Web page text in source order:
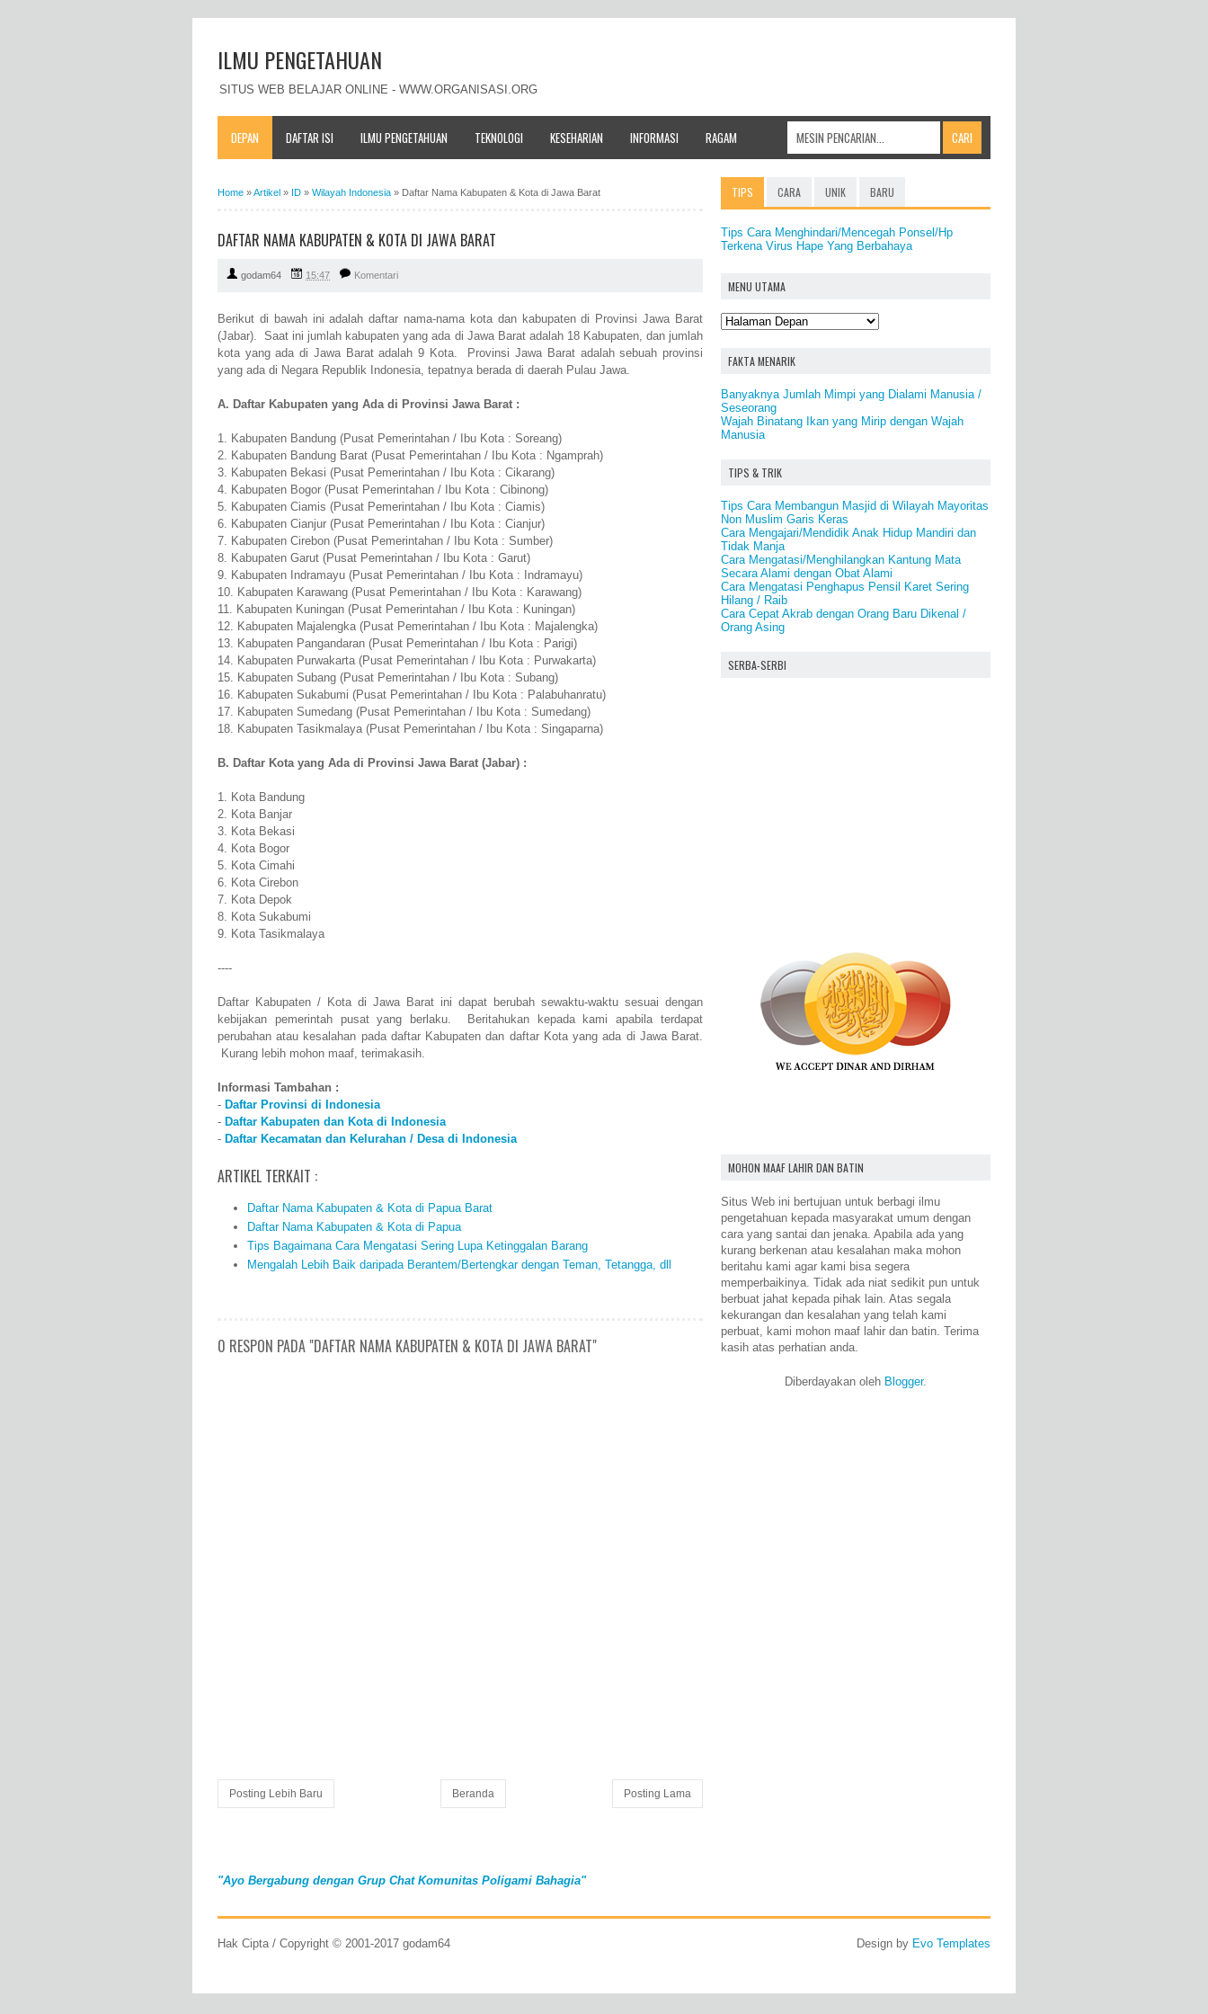
ILMU PENGETAHUAN
SITUS WEB BELAJAR ONLINE - WWW.ORGANISASI.ORG
DEPAN DAFTAR ISI ILMU PENGETAHUAN TEKNOLOGI KESEHARIAN INFORMASI RAGAM
Home »Artikel » ID » Wilayah Indonesia » Daftar Nama Kabupaten & Kota di Jawa Barat
DAFTAR NAMA KABUPATEN & KOTA DI JAWA BARAT
godam64 15:47 Komentari
Berikut di bawah ini adalah daftar nama-nama kota dan kabupaten di Provinsi Jawa Barat
(Jabar). Saat ini jumlah kabupaten yang ada di Jawa Barat adalah 18 Kabupaten, dan jumlah
kota yang ada di Jawa Barat adalah 9 Kota. Provinsi Jawa Barat adalah sebuah provinsi
yang ada di Negara Republik Indonesia, tepatnya berada di daerah Pulau Jawa.
A. Daftar Kabupaten yang Ada di Provinsi Jawa Barat :
1. Kabupaten Bandung (Pusat Pemerintahan / Ibu Kota : Soreang)
2. Kabupaten Bandung Barat (Pusat Pemerintahan / Ibu Kota : Ngamprah)
3. Kabupaten Bekasi (Pusat Pemerintahan / Ibu Kota : Cikarang)
4. Kabupaten Bogor (Pusat Pemerintahan / Ibu Kota : Cibinong)
5. Kabupaten Ciamis (Pusat Pemerintahan / Ibu Kota : Ciamis)
6. Kabupaten Cianjur (Pusat Pemerintahan / Ibu Kota : Cianjur)
7. Kabupaten Cirebon (Pusat Pemerintahan / Ibu Kota : Sumber)
8. Kabupaten Garut (Pusat Pemerintahan / Ibu Kota : Garut)
9. Kabupaten Indramayu (Pusat Pemerintahan / Ibu Kota : Indramayu)
10. Kabupaten Karawang (Pusat Pemerintahan / Ibu Kota : Karawang)
11. Kabupaten Kuningan (Pusat Pemerintahan / Ibu Kota : Kuningan)
12. Kabupaten Majalengka (Pusat Pemerintahan / Ibu Kota : Majalengka)
13. Kabupaten Pangandaran (Pusat Pemerintahan / Ibu Kota : Parigi)
14. Kabupaten Purwakarta (Pusat Pemerintahan / Ibu Kota : Purwakarta)
15. Kabupaten Subang (Pusat Pemerintahan / Ibu Kota : Subang)
16. Kabupaten Sukabumi (Pusat Pemerintahan / Ibu Kota : Palabuhanratu)
17. Kabupaten Sumedang (Pusat Pemerintahan / Ibu Kota : Sumedang)
18. Kabupaten Tasikmalaya (Pusat Pemerintahan / Ibu Kota : Singaparna)
B. Daftar Kota yang Ada di Provinsi Jawa Barat (Jabar) :
1. Kota Bandung
2. Kota Banjar
3. Kota Bekasi
4. Kota Bogor
5. Kota Cimahi
6. Kota Cirebon
7. Kota Depok
8. Kota Sukabumi
9. Kota Tasikmalaya
----
Daftar Kabupaten / Kota di Jawa Barat ini dapat berubah sewaktu-waktu sesuai dengan
kebijakan pemerintah pusat yang berlaku. Beritahukan kepada kami apabila terdapat
perubahan atau kesalahan pada daftar Kabupaten dan daftar Kota yang ada di Jawa Barat.
Kurang lebih mohon maaf, terimakasih.
Informasi Tambahan :
- Daftar Provinsi di Indonesia
- Daftar Kabupaten dan Kota di Indonesia
- Daftar Kecamatan dan Kelurahan / Desa di Indonesia
ARTIKEL TERKAIT :
Daftar Nama Kabupaten & Kota di Papua Barat
Daftar Nama Kabupaten & Kota di Papua
Tips Bagaimana Cara Mengatasi Sering Lupa Ketinggalan Barang
Mengalah Lebih Baik daripada Berantem/Bertengkar dengan Teman, Tetangga, dll
0 RESPON PADA "DAFTAR NAMA KABUPATEN & KOTA DI JAWA BARAT"
Posting Lebih Baru Posting Lama
Beranda
"Ayo Bergabung dengan Grup Chat Komunitas Poligami Bahagia"
TIPS CARA UNIK BARU
Tips Cara Menghindari/Mencegah Ponsel/Hp
Terkena Virus Hape Yang Berbahaya
MENU UTAMA
FAKTA MENARIK
Banyaknya Jumlah Mimpi yang Dialami Manusia /
Seseorang
Wajah Binatang Ikan yang Mirip dengan Wajah
Manusia
TIPS & TRIK
Tips Cara Membangun Masjid di Wilayah Mayoritas
Non Muslim Garis Keras
Cara Mengajari/Mendidik Anak Hidup Mandiri dan
Tidak Manja
Cara Mengatasi/Menghilangkan Kantung Mata
Secara Alami dengan Obat Alami
Cara Mengatasi Penghapus Pensil Karet Sering
Hilang / Raib
Cara Cepat Akrab dengan Orang Baru Dikenal /
Orang Asing
SERBA-SERBI
MOHON MAAF LAHIR DAN BATIN
Situs Web ini bertujuan untuk berbagi ilmu
pengetahuan kepada masyarakat umum dengan
cara yang santai dan jenaka. Apabila ada yang
kurang berkenan atau kesalahan maka mohon
beritahu kami agar kami bisa segera
memperbaikinya. Tidak ada niat sedikit pun untuk
berbuat jahat kepada pihak lain. Atas segala
kekurangan dan kesalahan yang telah kami
perbuat, kami mohon maaf lahir dan batin. Terima
kasih atas perhatian anda.
Diberdayakan oleh Blogger.
Hak Cipta / Copyright © 2001-2017 godam64 Design by Evo Templates